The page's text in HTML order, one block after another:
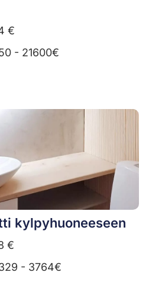
€
- 21600€
kylpyhuoneeseen
€
- 3764€